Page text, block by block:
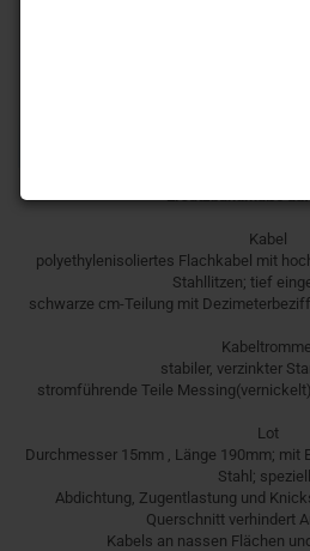
Ersatzbandmaße
Kabel
polyethylenisoliertes Flachkabel mit
Stahllitzen; tief
schwarze cm-Teilung mit
Kabeltrommel
stabiler, verzinkter
stromführende Teile
Lot
Durchmesser 15mm , Länge 190mm; mit
Stahl;
Abdichtung, Zugentlastung und
Querschnitt verhindert
Kabels an nassen Flächen